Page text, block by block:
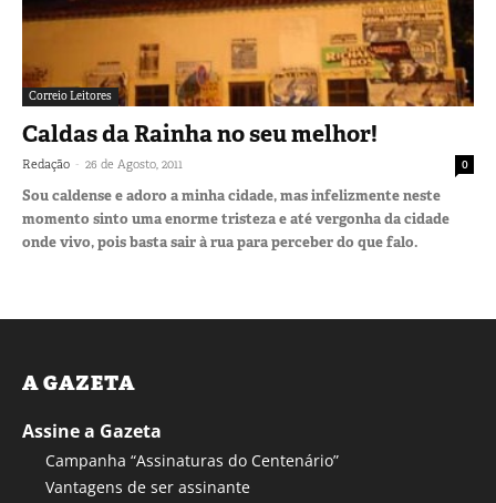
Correio Leitores
Caldas da Rainha no seu melhor!
Redação - 26 de Agosto, 2011 0
Sou caldense e adoro a minha cidade, mas infelizmente neste
momento sinto uma enorme tristeza e até vergonha da cidade
onde vivo, pois basta sair à rua para perceber do que falo.
A GAZETA
Assine a Gazeta
Campanha “Assinaturas do Centenário”
Vantagens de ser assinante